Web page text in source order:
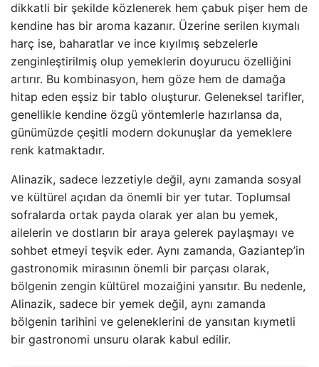
dikkatli bir şekilde közlenerek hem çabuk pişer hem de
kendine has bir aroma kazanır. Üzerine serilen kıymalı
harç ise, baharatlar ve ince kıyılmış sebzelerle
zenginleştirilmiş olup yemeklerin doyurucu özelliğini
artırır. Bu kombinasyon, hem göze hem de damağa
hitap eden eşsiz bir tablo oluşturur. Geleneksel tarifler,
genellikle kendine özgü yöntemlerle hazırlansa da,
günümüzde çeşitli modern dokunuşlar da yemeklere
renk katmaktadır.
Alinazik, sadece lezzetiyle değil, aynı zamanda sosyal
ve kültürel açıdan da önemli bir yer tutar. Toplumsal
sofralarda ortak payda olarak yer alan bu yemek,
ailelerin ve dostların bir araya gelerek paylaşmayı ve
sohbet etmeyi teşvik eder. Aynı zamanda, Gaziantep’in
gastronomik mirasının önemli bir parçası olarak,
bölgenin zengin kültürel mozaiğini yansıtır. Bu nedenle,
Alinazik, sadece bir yemek değil, aynı zamanda
bölgenin tarihini ve geleneklerini de yansıtan kıymetli
bir gastronomi unsuru olarak kabul edilir.